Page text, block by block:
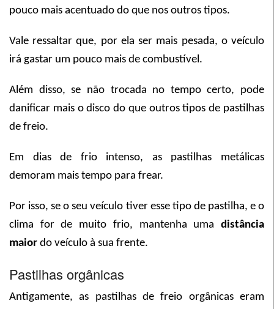
pouco mais acentuado do que nos outros tipos.
Vale ressaltar que, por ela ser mais pesada, o veículo
irá gastar um pouco mais de combustível.
Além disso, se não trocada no tempo certo, pode
danificar mais o disco do que outros tipos de pastilhas
de freio.
Em dias de frio intenso, as pastilhas metálicas
demoram mais tempo para frear.
Por isso, se o seu veículo tiver esse tipo de pastilha, e o
clima for de muito frio, mantenha uma distância
maior do veículo à sua frente.
Pastilhas orgânicas
Antigamente, as pastilhas de freio orgânicas eram